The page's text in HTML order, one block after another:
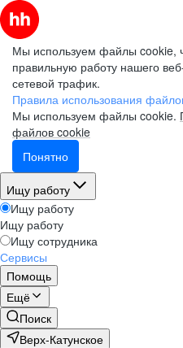
Мы используем файлы cookie,
правильную работу нашего
сетевой трафик.
Правила использования
Мы используем файлы cookie.
файлов cookie
Понятно
Ищу работу
Ищу работу
Ищу работу
Ищу сотрудника
Сервисы
Помощь
Ещё
Поиск
Верх-Катунское